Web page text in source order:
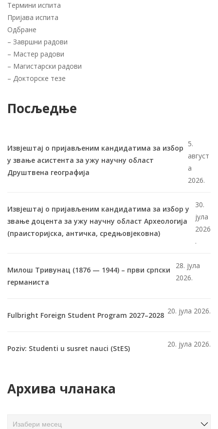
Термини испита
Пријава испита
Одбране
– Завршни радови
– Мастер радови
– Магистарски радови
– Докторске тезе
Посљедње
Извјештај о пријављеним кандидатима за избор
у звање асистента за ужу научну област
Друштвена географија
5.
август
а
2026.
Извјештај о пријављеним кандидатима за избор у
звање доцента за ужу научну област Археологија
(праисторијска, античка, средњовјековна)
30.
јула
2026
.
Милош Тривунац (1876 — 1944) – први српски
германиста
28. јула
2026.
Fulbright Foreign Student Program 2027–2028 20. јула 2026.
Poziv: Studenti u susret nauci (StES) 20. јула 2026.
Архива чланака